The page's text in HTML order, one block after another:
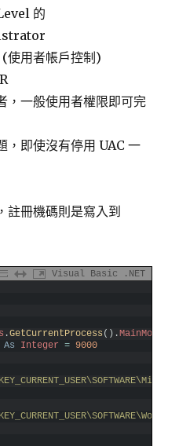
的
使用者帳戶控制)
，一般使用者權限即可完
，即使沒有停用 UAC 一
註冊機碼則是寫入到
Visual Basic .NET
.GetCurrentProcess ( ) .MainModule
As Integer = 9000